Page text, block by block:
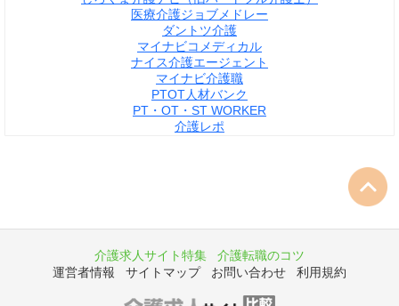
医療介護ジョブメドレー
ダントツ介護
マイナビコメディカル
ナイス介護エージェント
マイナビ介護職
PTOT人材バンク
PT・OT・ST WORKER
介護レポ
介護求人サイト特集
介護転職のコツ
運営者情報
サイトマップ お問い合わせ 利用規約